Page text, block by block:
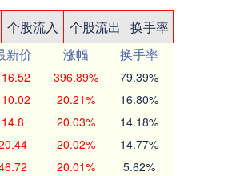
个股流入 个股流出
换手率
新价 涨幅
换手率
396.89% 79.39%
20.21% 16.80%
14.8 20.03% 14.18%
20.02% 14.77%
20.01% 5.62%